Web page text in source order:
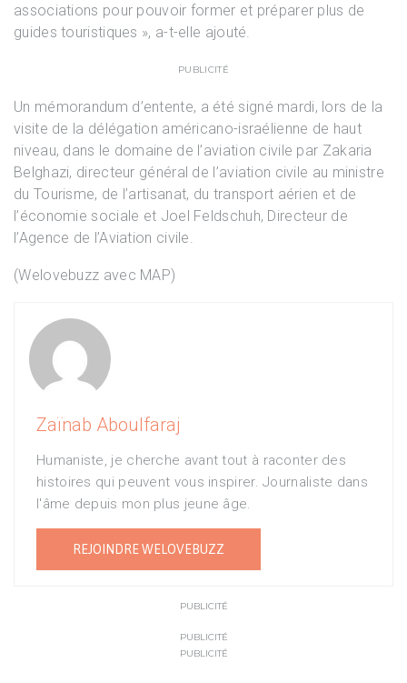
associations pour pouvoir former et préparer plus de
guides touristiques », a-t-elle ajouté.
PUBLICITÉ
Un mémorandum d’entente, a été signé mardi, lors de la
visite de la délégation américano-israélienne de haut
niveau, dans le domaine de l’aviation civile par Zakaria
Belghazi, directeur général de l’aviation civile au ministre
du Tourisme, de l’artisanat, du transport aérien et de
l’économie sociale et Joel Feldschuh, Directeur de
l’Agence de l’Aviation civile.
(Welovebuzz avec MAP)
Zaïnab Aboulfaraj
Humaniste, je cherche avant tout à raconter des
histoires qui peuvent vous inspirer. Journaliste dans
l'âme depuis mon plus jeune âge.
REJOINDRE WELOVEBUZZ
PUBLICITÉ
PUBLICITÉ
PUBLICITÉ